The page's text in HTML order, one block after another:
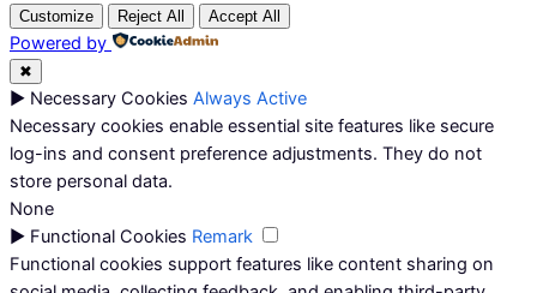
Customize Reject All Accept All
Powered by
✖
► Necessary Cookies Always Active
Necessary cookies enable essential site features like secure
log-ins and consent preference adjustments. They do not
store personal data.
None
► Functional Cookies Remark
Functional cookies support features like content sharing on